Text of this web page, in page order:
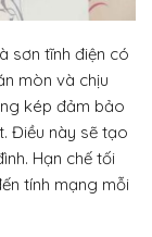
sơn tĩnh điện có
mòn và chịu
kép đảm bảo
Điều này sẽ tạo
Hạn chế tối
tính mạng mỗi